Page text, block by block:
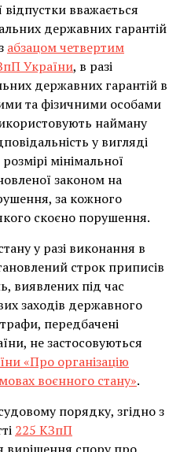
вважається
державних гарантій
абзацом чeтвертим
України, в разі
державних гарантій в
та фізичними особами
найману
у вигляді
мінімальної
законом на
за кожного
скоєно порушення.
у разі виконання в
строк приписів
виявлених під час
заходів державного
передбачені
не застосовуються
«Про організацію
воєнного стану».
порядку, згідно з
225 КЗпП